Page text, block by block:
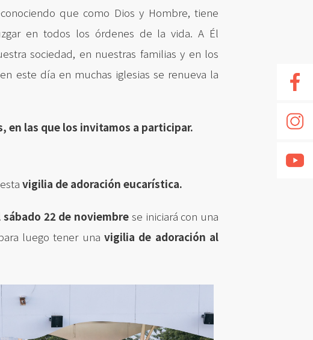
que como Dios y Hombre, tiene
en todos los órdenes de la vida. A Él
sociedad, en nuestras familias y en los
este día en muchas iglesias se renueva la
en las que los invitamos a participar.
vigilia de adoración eucarística.
sábado 22 de noviembre se iniciará con una
luego tener unavigilia de adoración al